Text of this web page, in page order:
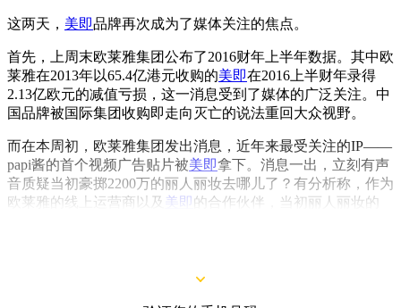
这两天， 美即品牌再次成为了媒体关注的焦点。
首先，上周末欧莱雅集团公布了2016财年上半年数据。其中欧
莱雅在2013年以65.4亿港元收购的美即在2016上半财年录得
2.13亿欧元的减值亏损，这一消息受到了媒体的广泛关注。中
国品牌被国际集团收购即走向灭亡的说法重回大众视野。
而在本周初，欧莱雅集团发出消息，近年来最受关注的IP——
papi酱的首个视频广告贴片被美即拿下。消息一出，立刻有声
音质疑当初豪掷2200万的丽人丽妆去哪儿了？有分析称，作为
欧莱雅的线上运营商以及 美即的合作伙伴，当初丽人丽妆的